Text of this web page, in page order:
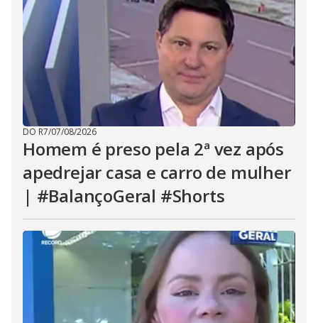
DO R7/07/08/2026
Homem é preso pela 2ª vez após
apedrejar casa e carro de mulher
| #BalançoGeral #Shorts